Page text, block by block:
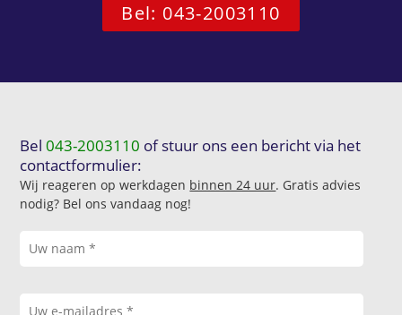
Bel: 043-2003110
Bel043-2003110 of stuur ons een bericht via het
contactformulier:
Wij reageren op werkdagen binnen 24 uur. Gratis advies
nodig? Bel ons vandaag nog!